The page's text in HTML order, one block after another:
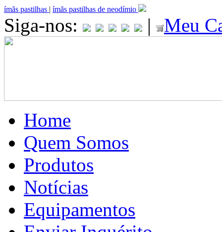
ímãs pastilhas | ímãs pastilhas de neodímio
Siga-nos: | Meu
Home
Quem Somos
Produtos
Notícias
Equipamentos